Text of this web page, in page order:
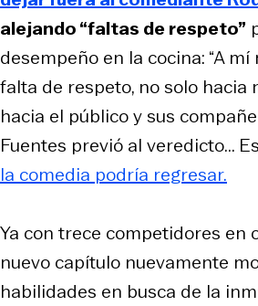
alejando “faltas de respeto”
desempeño en la cocina: “A
falta de respeto, no solo hacia
hacia el público y sus
Fuentes previó al veredicto...
la comedia podría regresar.
Ya con trece competidores en
nuevo capítulo nuevamente
habilidades en busca de la